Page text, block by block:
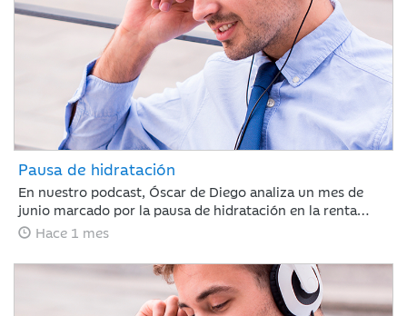
Pausa de hidratación
En nuestro podcast, Óscar de Diego analiza un mes de
junio marcado por la pausa de hidratación en la renta
variable y los avances en renta fija, clave para que Ibercaja
productos en positivo. De cara al verano, el mercado
recalibrará el escenario atento a la macroeconomía y a la
próxima temporada de resultados.
Hace 1 mes